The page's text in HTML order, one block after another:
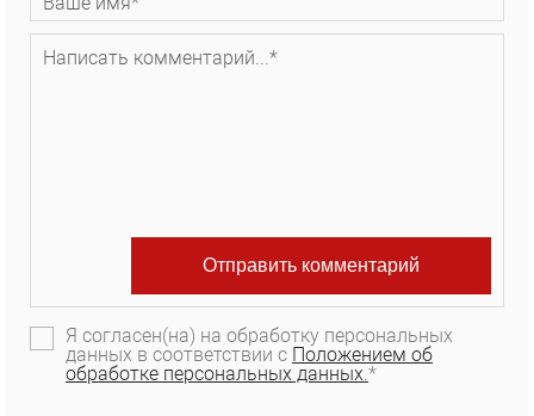
Я согласен(на) на обработку персональных
данных в соответствии с Положением об
обработке персональных данных.*